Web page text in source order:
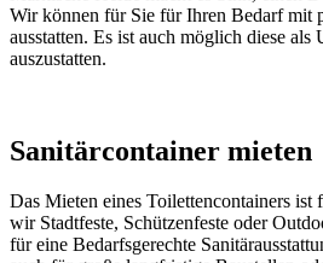
Wir können für Sie für Ihren Bedarf mit
ausstatten. Es ist auch möglich diese als
auszustatten.
Sanitärcontainer mieten
Das Mieten eines Toilettencontainers ist
wir Stadtfeste, Schützenfeste oder
für eine Bedarfsgerechte